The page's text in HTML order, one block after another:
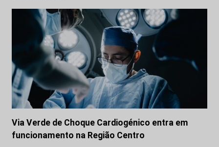
Via Verde de Choque Cardiogénico entra em
funcionamento na Região Centro